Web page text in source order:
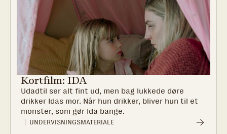
Kortfilm: IDA
Udadtil ser alt fint ud, men bag lukkede døre
drikker Idas mor. Når hun drikker, bliver hun til et
monster, som gør Ida bange.
UNDERVISNINGSMATERIALE